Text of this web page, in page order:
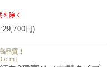
円)
品質！
ｍ]